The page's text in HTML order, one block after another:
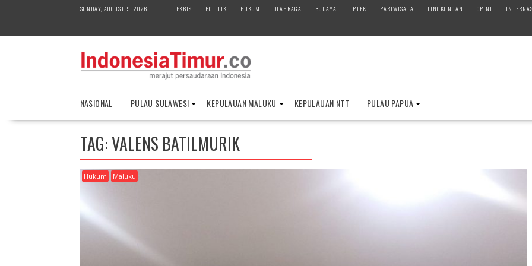
SUNDAY, AUGUST 9, 2026 EKBIS POLITIK HUKUM OLAHRAGA BUDAYA IPTEK PARIWISATA LINGKUNGAN OPINI
NASIONAL PULAU SULAWESI KEPULAUAN MALUKU KEPULAUAN NTT PULAU PAPUA
TAG:VALENS BATILMURIK
Hukum Maluku